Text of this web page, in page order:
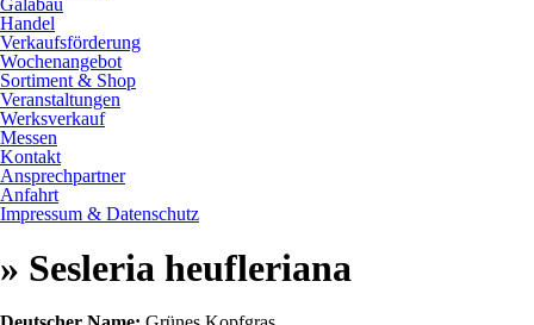
Handel
Verkaufsförderung
Wochenangebot
Sortiment & Shop
Veranstaltungen
Werksverkauf
Messen
Kontakt
Ansprechpartner
Anfahrt
Impressum & Datenschutz
» Sesleria heufleriana